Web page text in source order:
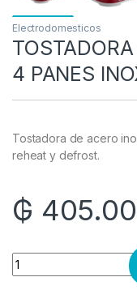
Electrodomesticos
4 PANES
Tostadora de acero
reheat y defrost.
₲
Quantity